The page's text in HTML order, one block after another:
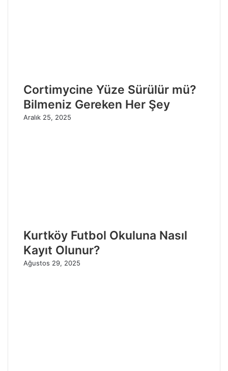
Cortimycine Yüze Sürülür mü?
Bilmeniz Gereken Her Şey
Aralık 25, 2025
Kurtköy Futbol Okuluna Nasıl
Kayıt Olunur?
Ağustos 29, 2025